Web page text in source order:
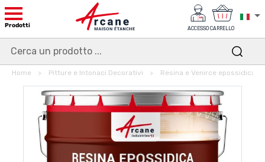
Prodotti ACCESSO CARRELLO
Home Pitture e Intonaci Decorativi Resina e Venirce epossidica